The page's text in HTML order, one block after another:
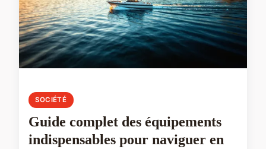
SOCIÉTÉ
Guide complet des équipements
indispensables pour naviguer en